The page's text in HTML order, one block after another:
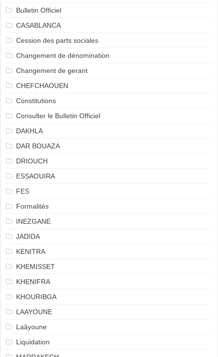
Bulletin Officiel
CASABLANCA
Cession des parts sociales
Changement de dénomination
Changement de gerant
CHEFCHAOUEN
Constitutions
Consulter le Bulletin Officiel
DAKHLA
DAR BOUAZA
DRIOUCH
ESSAOUIRA
FES
Formalités
INEZGANE
JADIDA
KENITRA
KHEMISSET
KHENIFRA
KHOURIBGA
LAAYOUNE
Laâyoune
Liquidation